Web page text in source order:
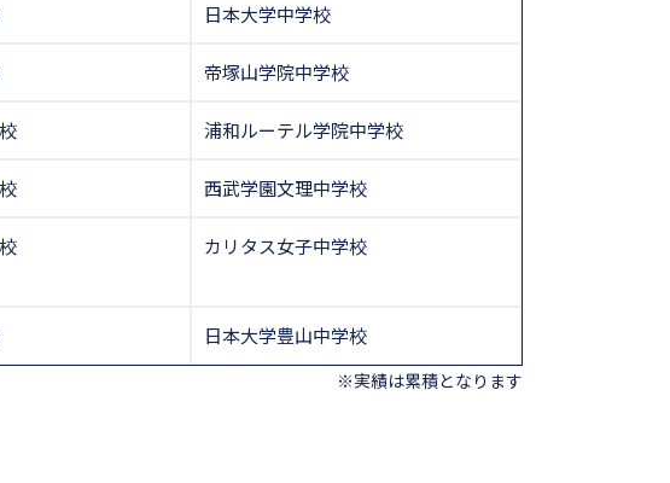
日本大学中学校
帝塚山学院中学校
浦和ルーテル学院中学校
西武学園文理中学校
カリタス女子中学校
日本大学豊山中学校
※実績は累積となります